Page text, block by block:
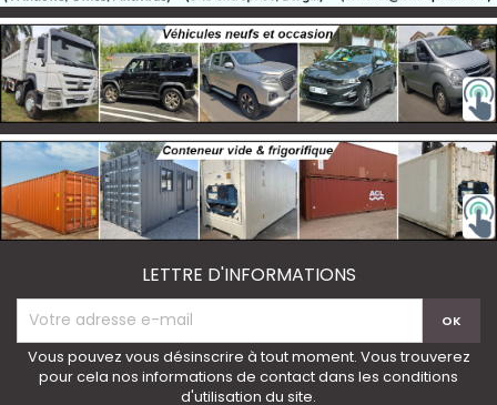
LETTRE D'INFORMATIONS
Vous pouvez vous désinscrire à tout moment. Vous trouverez
pour cela nos informations de contact dans les conditions
d'utilisation du site.